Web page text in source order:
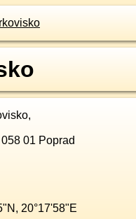
058 01 Poprad
, 20°17'58"E